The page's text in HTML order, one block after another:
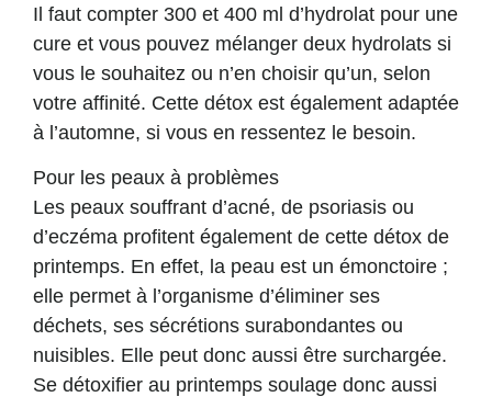
Il faut compter 300 et 400 ml d’hydrolat pour une
cure et vous pouvez mélanger deux hydrolats si
vous le souhaitez ou n’en choisir qu’un, selon
votre affinité. Cette détox est également adaptée
à l’automne, si vous en ressentez le besoin.
Pour les peaux à problèmes
Les peaux souffrant d’acné, de psoriasis ou
d’eczéma profitent également de cette détox de
printemps. En effet, la peau est un émonctoire ;
elle permet à l’organisme d’éliminer ses
déchets, ses sécrétions surabondantes ou
nuisibles. Elle peut donc aussi être surchargée.
Se détoxifier au printemps soulage donc aussi